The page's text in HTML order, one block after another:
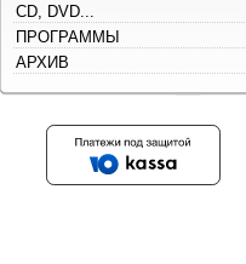
CD, DVD...
ПРОГРАММЫ
АРХИВ